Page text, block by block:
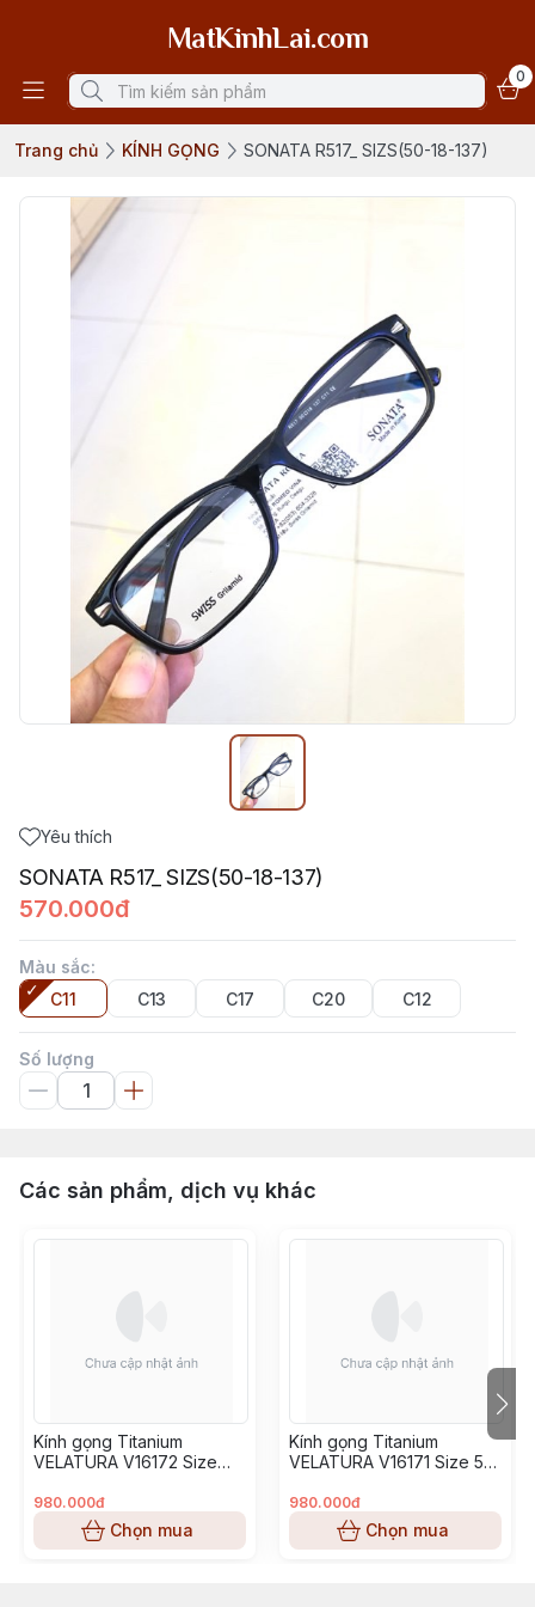
MatKinhLai.com
0
Trang chủ KÍNH GỌNG SONATA R517_ SIZS(50-18-137)
Yêu thích
SONATA R517_ SIZS(50-18-137)
570.000đ
Màu sắc:
C11
C13 C17 C20 C12
Số lượng
Các sản phẩm, dịch vụ khác
Kính gọng Titanium
VELATURA V16172 Size
980.000đ
Chọn mua
Kính gọng Titanium
VELATURA V16171 Size 53-
980.000đ
Chọn mua